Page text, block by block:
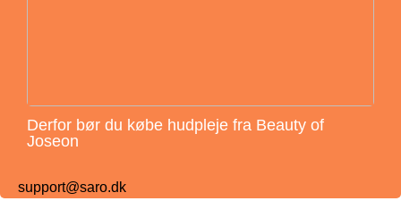
Derfor bør du købe hudpleje fra Beauty of
Joseon
support@saro.dk